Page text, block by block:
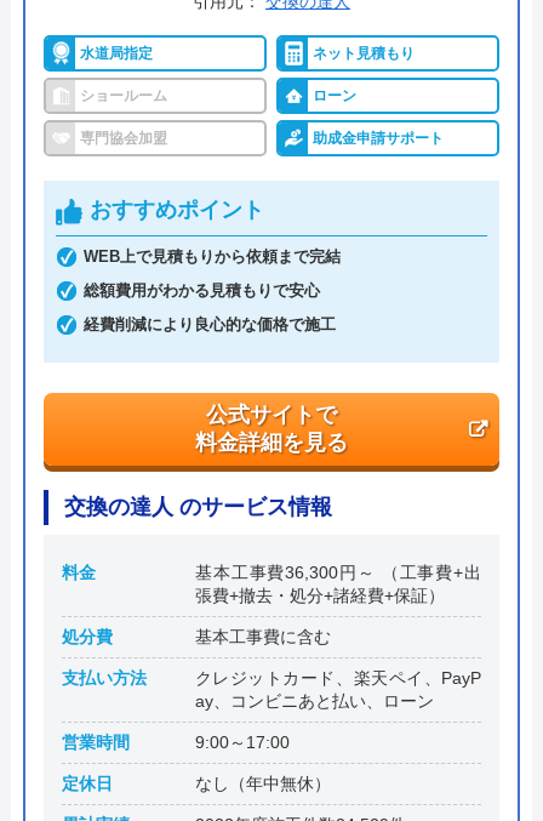
グッドジョブ の基本情報
運営会社 有限会社グッドジョブ
代表者 金澤伸也
本社所在地
〒189-0025
東京都東村山市廻田町4-7-2
水道局指定 ネット見積もり
ショールーム ローン
専門協会加盟 助成金申請サポート
おすすめポイント
WEB上で見積もりから依頼まで完結
総額費用がわかる見積もりで安心
経費削減により良心的な価格で施工
公式サイトで
料金詳細を見る
交換の達人 のサービス情報
料金
基本工事費36,300円～ （工事費+出
張費+撤去・処分+諸経費+保証）
処分費 基本工事費に含む
支払い方法
クレジットカード、楽天ペイ、PayP
ay、コンビニあと払い、ローン
営業時間 9:00～17:00
定休日 なし（年中無休）